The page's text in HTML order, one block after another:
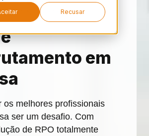
Recusar
PARA EMPRESAS
EM MASSA
em
os melhores profissionais
ser um desafio. Com
de RPO totalmente